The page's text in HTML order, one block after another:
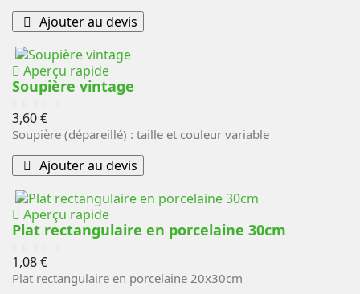
Ajouter au devis
Aperçu rapide
Soupière vintage
Prix
3,60 €
Soupière (dépareillé) : taille et couleur variable
Ajouter au devis
Aperçu rapide
Plat rectangulaire en porcelaine 30cm
Prix
1,08 €
Plat rectangulaire en porcelaine 20x30cm